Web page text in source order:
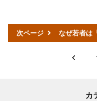
次ページ なぜ若者は
<
カ